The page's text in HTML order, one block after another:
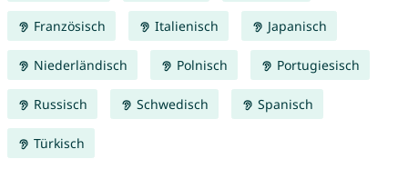
Französisch Italienisch Japanisch
Niederländisch Polnisch Portugiesisch
Russisch Schwedisch Spanisch
Türkisch